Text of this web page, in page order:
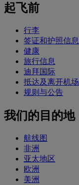
起飞前
行李
签证和护照信息
健康
旅行信息
迪拜国际
抵达及离开机场
规则与公告
我们的目的地
航线图
非洲
亚太地区
欧洲
美洲